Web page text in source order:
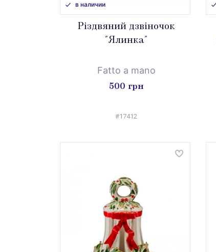
в наличии
Різдвяний дзвіночок
"Ялинка"
Fatto a mano
500 грн
#17412